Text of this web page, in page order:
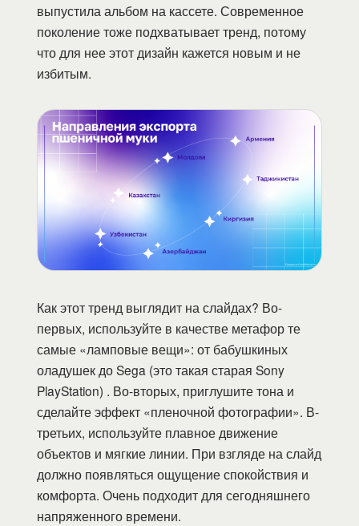
выпустила альбом на кассете. Современное
поколение тоже подхватывает тренд, потому
что для нее этот дизайн кажется новым и не
избитым.
Как этот тренд выглядит на слайдах? Во-
первых, используйте в качестве метафор те
самые «ламповые вещи»: от бабушкиных
оладушек до Sega (это такая старая Sony
PlayStation) . Во-вторых, приглушите тона и
сделайте эффект «пленочной фотографии». В-
третьих, используйте плавное движение
объектов и мягкие линии. При взгляде на слайд
должно появляться ощущение спокойствия и
комфорта. Очень подходит для сегодняшнего
напряженного времени.